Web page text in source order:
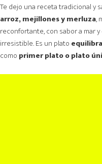
Te dejo una receta tradicional y
arroz, mejillones y merluza,
reconfortante, con sabor a mar
irresistible. Es un plato
como primer plato o plato